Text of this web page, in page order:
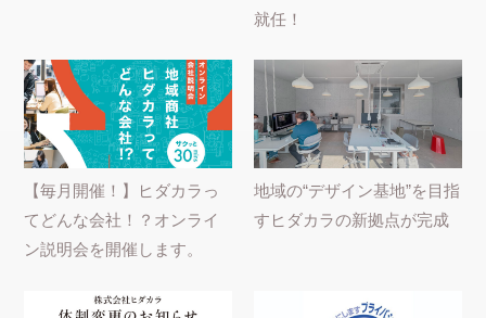
就任！
【毎月開催！】ヒダカラっ
てどんな会社！？オンライ
ン説明会を開催します。
地域の“デザイン基地”を目指
すヒダカラの新拠点が完成